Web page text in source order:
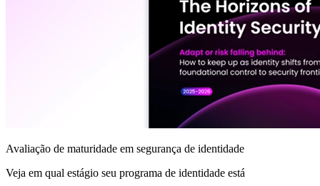
Avaliação de maturidade em segurança de identidade
Veja em qual estágio seu programa de identidade está